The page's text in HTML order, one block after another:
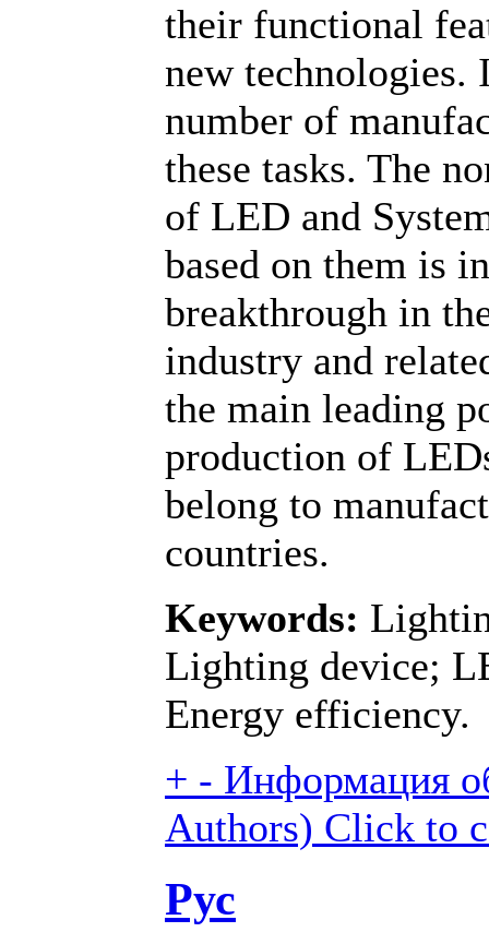
their functional
new technologies.
number of
these tasks. The
of LED and
based on them is
breakthrough in
industry and
the main leading
production of
belong to
countries.
Keywords:
Lighting device;
Energy efficiency.
+ - Информация
Authors) Click to
Рус